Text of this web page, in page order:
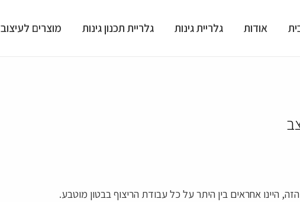
אודות גלריית גינות גלריית תכנון גינות מוצרים לעיצוב
היינו אחראים בין היתר על כל עבודת הריצוף בבטון מוטבע.